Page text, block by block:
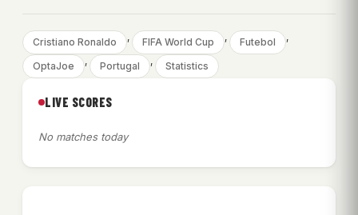
Cristiano Ronaldo , FIFA World Cup , Futebol ,
OptaJoe , Portugal , Statistics
LIVE SCORES
No matches today